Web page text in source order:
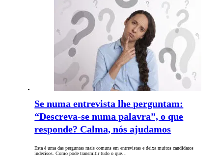
Se numa entrevista lhe perguntam:
“Descreva-se numa palavra”, o que
responde? Calma, nós ajudamos
Esta é uma das perguntas mais comuns em entrevistas e deixa muitos candidatos
indecisos. Como pode transmitir tudo o que…